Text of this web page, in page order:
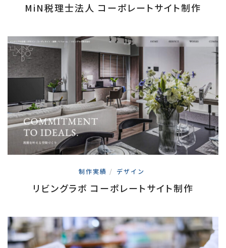
MiN税理士法人 コーポレートサイト制作
制作実績 / デザイン
リビングラボ コーポレートサイト制作